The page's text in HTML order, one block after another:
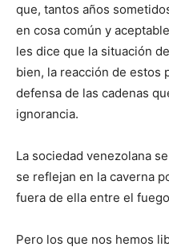
que, tantos años
en cosa común y
les dice que la situación
bien, la reacción de estos
defensa de las cadenas
ignorancia.
La sociedad venezolana
se reflejan en la caverna
fuera de ella entre el
Pero los que nos hemos